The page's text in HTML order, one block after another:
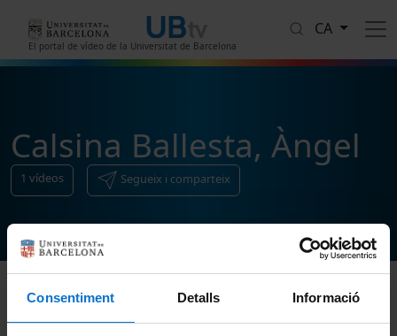
Consentiment Detalls Informació
El portal de vídeo de la Universitat de Barcelona
CA
Calsina Ballesta, Àngel
1 vídeos Segueix i comparteix